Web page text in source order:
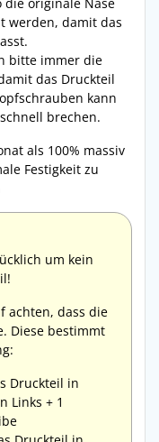
die originale Nase
werden, damit das
bitte immer die
das Druckteil
kann
brechen.
als 100% massiv
Festigkeit zu
um kein
achten, dass die
Diese bestimmt
Druckteil in
Links + 1